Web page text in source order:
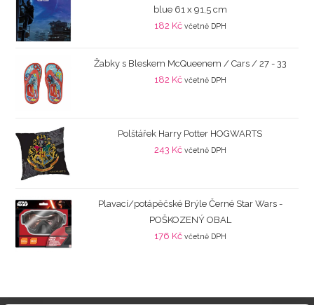
blue 61 x 91,5 cm
182 Kč včetně DPH
Žabky s Bleskem McQueenem / Cars / 27 - 33
182 Kč včetně DPH
Polštářek Harry Potter HOGWARTS
243 Kč včetně DPH
Plavací/potápěčské Brýle Černé Star Wars -
POŠKOZENÝ OBAL
176 Kč včetně DPH